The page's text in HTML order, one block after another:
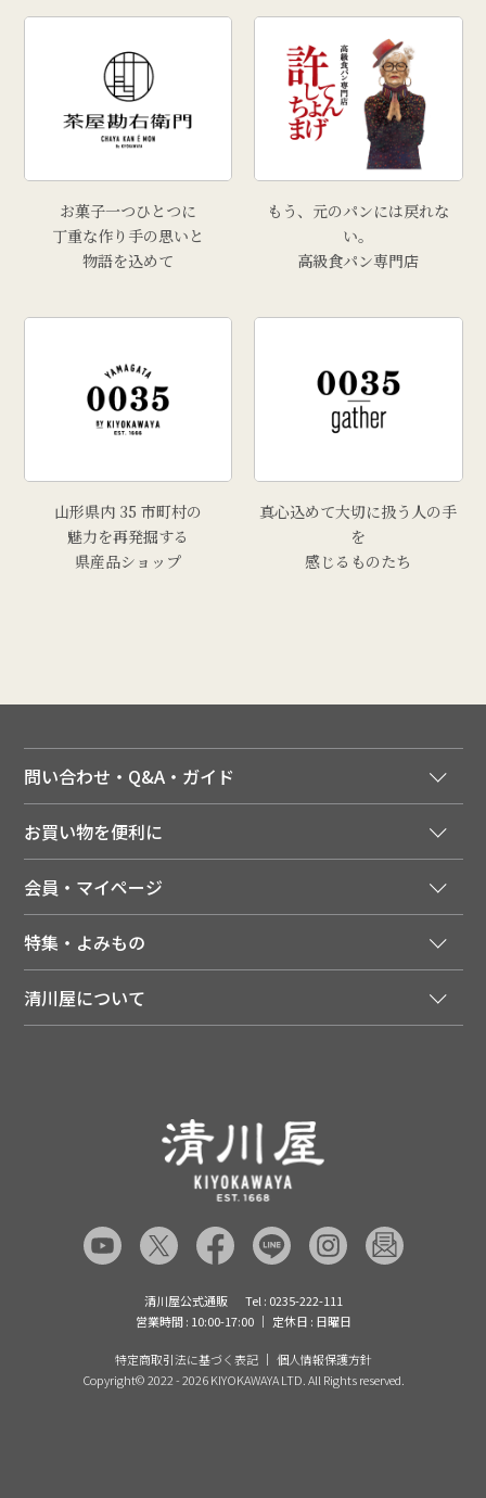
お菓子一つひとつに
丁重な作り手の思いと
物語を込めて
もう、元のパンには戻れな
い。
高級食パン専門店
山形県内 35 市町村の
魅力を再発掘する
県産品ショップ
真心込めて大切に扱う人の手
を
感じるものたち
問い合わせ・Q&A・ガイド
ご利用ガイド
領収書について
送料について
配達日について
返品について
よくあるご質問（FAQ）
あんしんの品質保証について（産直品）
品質保証について（通常品）
お買い物を便利に
季節のカタログを無料でお届け
店舗・ECポイント共通アプリ
LINEお友だち登録
会員・マイページ
会員特典について
注文履歴
特集・よみもの
メディア掲載商品
清川屋のレビューを見る
清川屋について
清川屋公式通販
Tel : 0235-222-111
営業時間 : 10:00-17:00
定休日 : 日曜日
特定商取引法に基づく表記
個人情報保護方針
Copyright©2022 - 2026 KIYOKAWAYA LTD. All Rights reserved.